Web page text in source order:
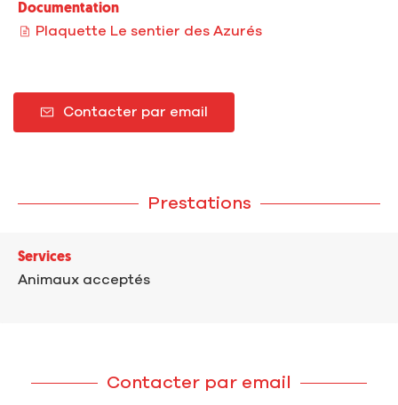
Documentation
Plaquette Le sentier des Azurés
Contacter par email
Prestations
Services
Animaux acceptés
Contacter par email